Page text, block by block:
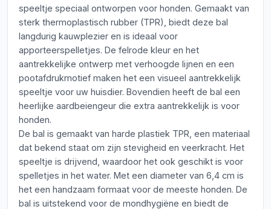
speeltje speciaal ontworpen voor honden. Gemaakt van
sterk thermoplastisch rubber (TPR), biedt deze bal
langdurig kauwplezier en is ideaal voor
apporteerspelletjes. De felrode kleur en het
aantrekkelijke ontwerp met verhoogde lijnen en een
pootafdrukmotief maken het een visueel aantrekkelijk
speeltje voor uw huisdier. Bovendien heeft de bal een
heerlijke aardbeiengeur die extra aantrekkelijk is voor
honden.
De bal is gemaakt van harde plastiek TPR, een materiaal
dat bekend staat om zijn stevigheid en veerkracht. Het
speeltje is drijvend, waardoor het ook geschikt is voor
spelletjes in het water. Met een diameter van 6,4 cm is
het een handzaam formaat voor de meeste honden. De
bal is uitstekend voor de mondhygiëne en biedt de